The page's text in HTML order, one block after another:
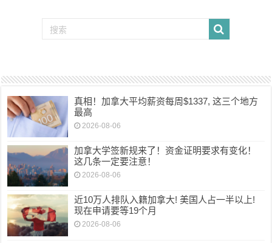
真相！加拿大平均薪资每周$1337, 这三个地方
最高
2026-08-06
加拿大学签新规来了！资金证明要求有变化！
这几条一定要注意！
2026-08-06
近10万人排队入籍加拿大! 美国人占一半以上!
现在申请要等19个月
2026-08-06